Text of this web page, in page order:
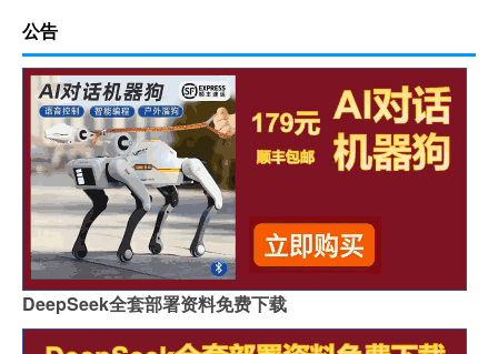
公告
DeepSeek全套部署资料免费下载